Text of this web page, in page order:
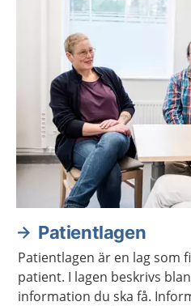
Patientlagen
Patientlagen är en lag som
patient. I lagen beskrivs
information du ska få.